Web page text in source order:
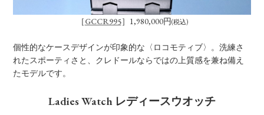
［GCCR995］1,980,000円(税込)
個性的なケースデザインが印象的な〈ロコモティブ〉。洗練さ
れたスポーティさと、クレドールならではの上質感を兼ね備え
たモデルです。
Ladies Watch レディースウオッチ